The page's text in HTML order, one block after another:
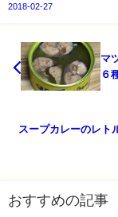
2018-02-27
マ
６
スープカレーのレト
おすすめの記事